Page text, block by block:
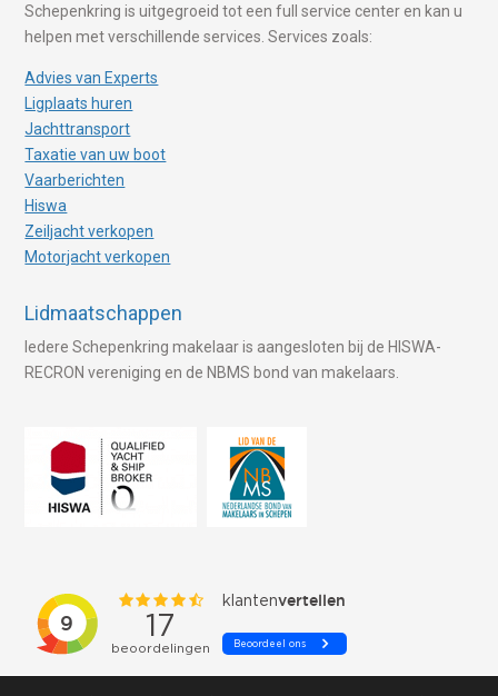
Schepenkring is uitgegroeid tot een full service center en kan u
helpen met verschillende services. Services zoals:
Advies van Experts
Ligplaats huren
Jachttransport
Taxatie van uw boot
Vaarberichten
Hiswa
Zeiljacht verkopen
Motorjacht verkopen
Lidmaatschappen
Iedere Schepenkring makelaar is aangesloten bij de HISWA-
RECRON vereniging en de NBMS bond van makelaars.